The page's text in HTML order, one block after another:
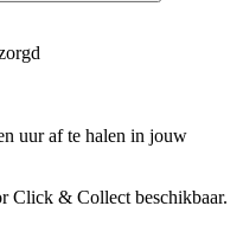
uur af te halen in jouw
Click & Collect beschikbaar.